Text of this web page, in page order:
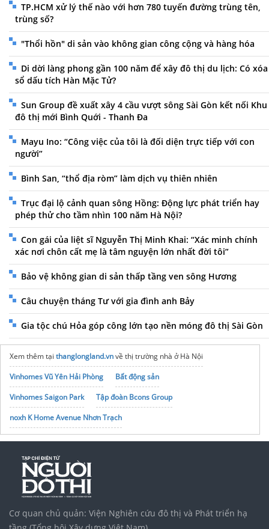
TP.HCM xử lý thế nào với hơn 780 tuyến đường trùng tên,
trùng số?
"Thổi hồn" di sản vào không gian công cộng và hàng hóa
Di dời làng phong gần 100 năm để xây đô thị du lịch: Có xóa
sổ dấu tích Hàn Mặc Tử?
Sun Group đề xuất xây 4 cầu vượt sông Sài Gòn kết nối Khu
đô thị mới Bình Quới - Thanh Đa
Mayu Ino: “Công việc của tôi là đối diện trực tiếp với con
người”
Bình San, “thổ địa ròm” làm dịch vụ thiên nhiên
Trục đại lộ cảnh quan sông Hồng: Động lực phát triển hay
phép thử cho tầm nhìn 100 năm Hà Nội?
Con gái của liệt sĩ Nguyễn Thị Minh Khai: “Xác minh chính
xác nơi chôn cất mẹ là tâm nguyện lớn nhất đời tôi”
Bảo vệ không gian di sản thấp tầng ven sông Hương
Câu chuyện tháng Tư với gia đình anh Bảy
Gia tộc chú Hỏa góp công lớn tạo nền móng đô thị Sài Gòn
Xem thêm tại thanglongland.vnvề thị trường nhà ở Hà Nội
Vinhomes Vũ Yên Hải Phòng
Bất động sản
Vinhomes Saigon Park
Tập đoàn Bcons Group
noxh K Home Avenue Nhơn Trạch
Cơ quan chủ quản: Viện Nghiên cứu đô thị và Phát triển hạ